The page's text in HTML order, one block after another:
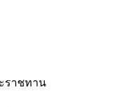
ราชทาน